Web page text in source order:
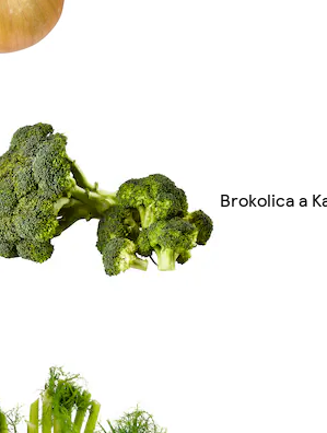
Brokolica a